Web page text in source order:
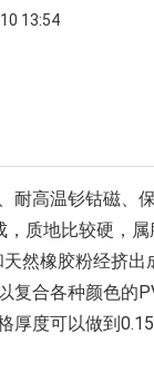
13:54
高温钐钴磁、
质地比较硬，
然橡胶粉经挤
合各种颜色的
度可以做到